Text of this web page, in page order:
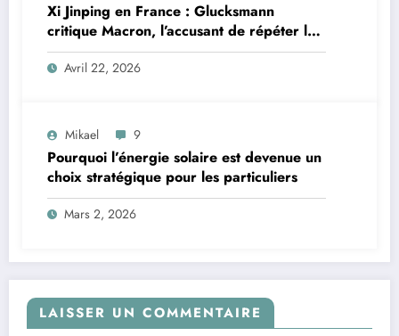
Xi Jinping en France : Glucksmann
critique Macron, l’accusant de répéter les
erreurs faites avec Poutine
Avril 22, 2026
Mikael 9
Pourquoi l’énergie solaire est devenue un
choix stratégique pour les particuliers
Mars 2, 2026
LAISSER UN COMMENTAIRE